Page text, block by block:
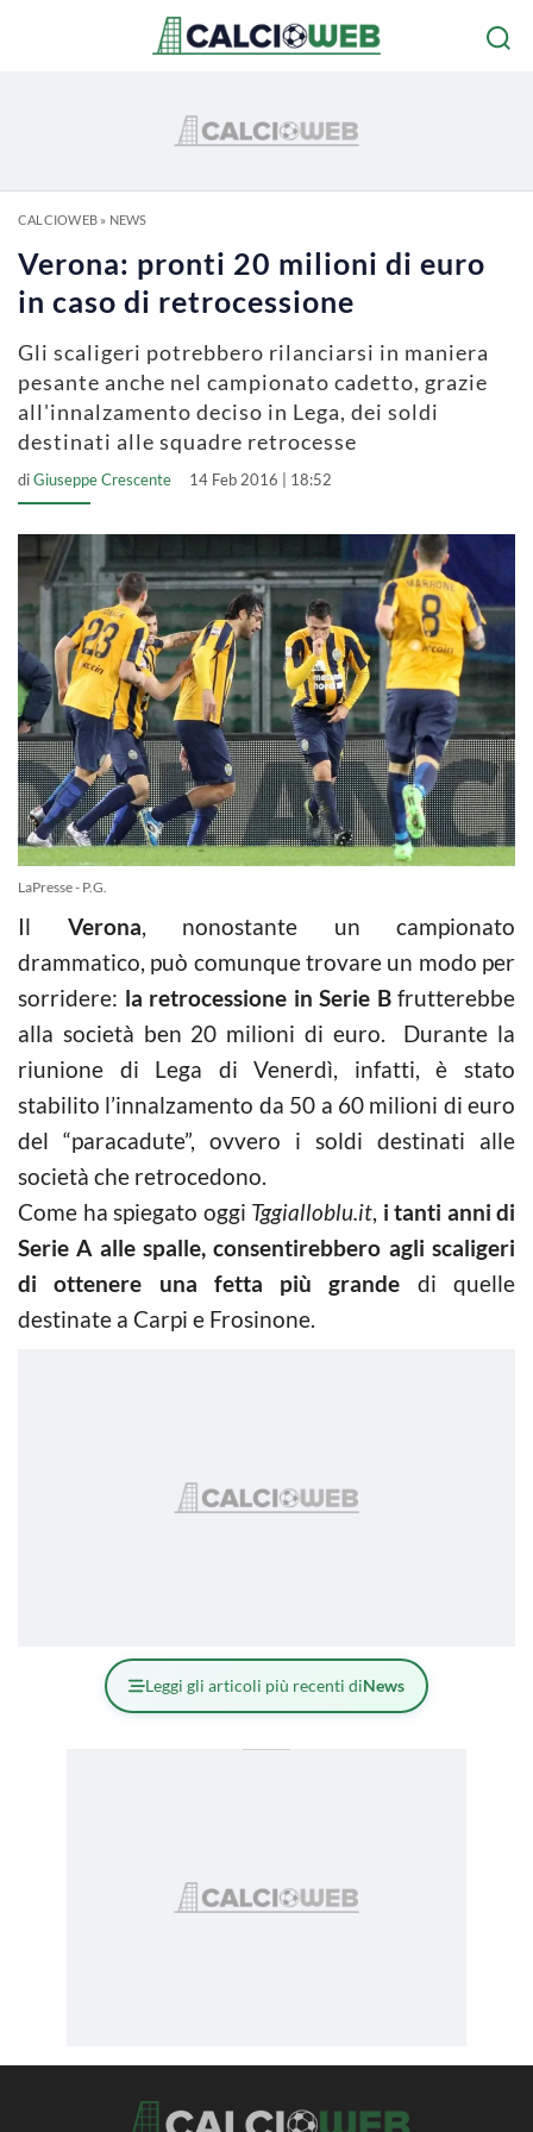
CALCIOWEB» NEWS
Verona: pronti 20 milioni di euro
in caso di retrocessione
Gli scaligeri potrebbero rilanciarsi in maniera
pesante anche nel campionato cadetto, grazie
all'innalzamento deciso in Lega, dei soldi
destinati alle squadre retrocesse
diGiuseppe Crescente 14 Feb 2016 | 18:52
LaPresse - P.G.
Il Verona, nonostante un campionato
drammatico, può comunque trovare un modo per
sorridere: la retrocessione in Serie Bfrutterebbe
alla società ben 20 milioni di euro. Durante la
riunione di Lega di Venerdì, infatti, è stato
stabilito l’innalzamento da 50 a 60 milioni di euro
del “paracadute”, ovvero i soldi destinati alle
società che retrocedono.
Come ha spiegato oggi Tggialloblu.it, i tanti anni di
Serie A alle spalle, consentirebbero agli scaligeri
di ottenere una fetta più grande di quelle
destinate a Carpi e Frosinone.
Leggi gli articoli più recenti diNews